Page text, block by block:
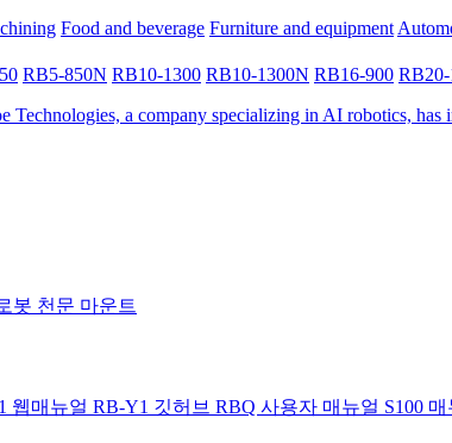
Food and beverage Furniture and equipment
RB5-850N RB10-1300 RB10-1300N RB16-900
Technologies, a company specializing in AI robotics,
봇 천문 마운트
웹매뉴얼 RB-Y1 깃허브 RBQ 사용자 매뉴얼 S100 매